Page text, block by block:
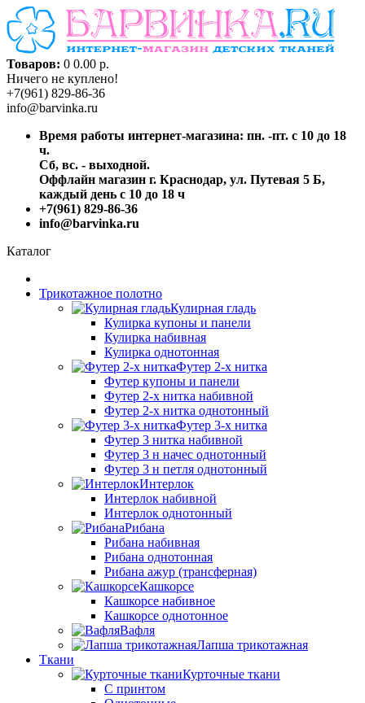
Товаров: 0 0.00 р.
Ничего не куплено!
+7(961) 829-86-36
info@barvinka.ru
Время работы интернет-магазина: пн. -пт. с 10 до 18
ч.
Сб, вс. - выходной.
Оффлайн магазин г. Краснодар, ул. Путевая 5 Б,
каждый день с 10 до 18 ч
+7(961) 829-86-36
info@barvinka.ru
Каталог
Трикотажное полотно
Кулирная гладь
Кулирка купоны и панели
Кулирка набивная
Кулирка однотонная
Футер 2-х нитка
Футер купоны и панели
Футер 2-х нитка набивной
Футер 2-х нитка однотонный
Футер 3-х нитка
Футер 3 нитка набивной
Футер 3 н начес однотонный
Футер 3 н петля однотонный
Интерлок
Интерлок набивной
Интерлок однотонный
Рибана
Рибана набивная
Рибана однотонная
Рибана ажур (трансферная)
Кашкорсе
Кашкорсе набивное
Кашкорсе однотонное
Вафля
Лапша трикотажная
Ткани
Курточные ткани
С принтом